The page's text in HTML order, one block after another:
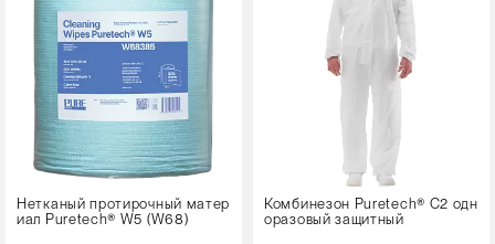
Нетканый протирочный матер
иал Puretech® W5 (W68)
Комбинезон Puretech® C2 одн
оразовый защитный